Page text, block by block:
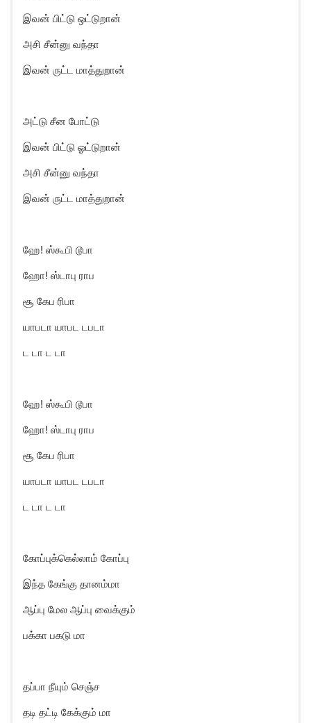
இவன் பிட்டு ஒட்டுறான்
அசி சீன்னு வந்தா
இவன் ருட்ட மாத்துறான்
அட்டு சீன போட்டு
இவன் பிட்டு ஓட்டுறான்
அசி சீன்னு வந்தா
இவன் ருட்ட மாத்துறான்
ஹே! ஸ்கூபி டூபா
ஹோ! ஸ்டாபு ராப
சூ கேப ரிபா
யாபடா யாபட டபடா
ட டா ட டா
ஹே! ஸ்கூபி டூபா
ஹோ! ஸ்டாபு ராப
சூ கேப ரிபா
யாபடா யாபட டபடா
ட டா ட டா
கோப்புக்கெல்லாம் கோப்பு
இந்த கேங்கு தானம்மா
ஆப்பு மேல ஆப்பு வைக்கும்
பக்கா பகடு மா
தப்பா நீயும் செஞ்ச
தடி தட்டி கேக்கும் மா